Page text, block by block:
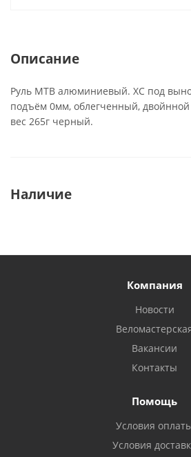
Описание
Руль МТВ алюминиевый. XC под
подъём 0мм, облегченный,
вес 265г черный.
Наличие
Компания
Новости
Вакансии
Контакты
Помощь
Условия
Условия